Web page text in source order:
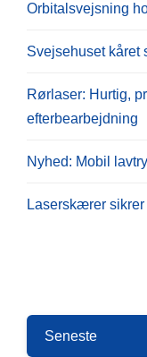
Orbitalsvejsning
Svejsehuset kåret
Rørlaser: Hurtig,
efterbearbejdning
Nyhed: Mobil
Laserskærer
Seneste